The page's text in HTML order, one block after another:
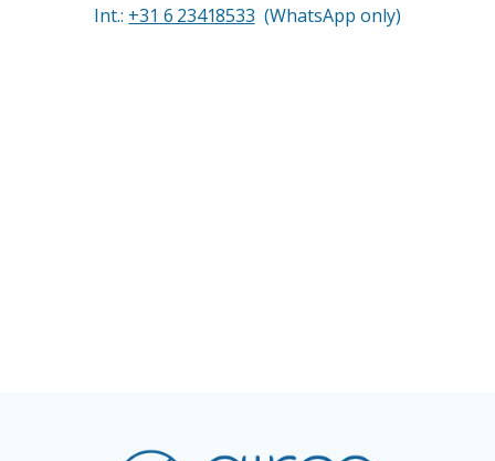
Int.: +31 6 23418533 (WhatsApp only)